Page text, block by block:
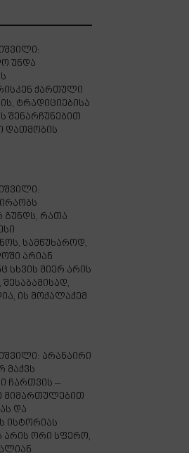
უნდა
ქართული
ტრადიციებისა
შენარჩუნებით
დათმობის
რათა
სამწუხაროდ,
არიან
სხვის მიერ არის
შესაბამისად,
ის მოქალაქემ
არანაირი
მაქვს
ჩართვის –
მიმართულებით
და
ისტორიას
არის ორი სფერო,